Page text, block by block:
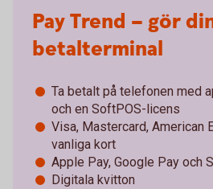
Pay Trend – gör
betalterminal
Ta betalt på telefonen med
och en SoftPOS-licens
Visa, Mastercard, American
vanliga kort
Apple Pay, Google Pay och
Digitala kvitton